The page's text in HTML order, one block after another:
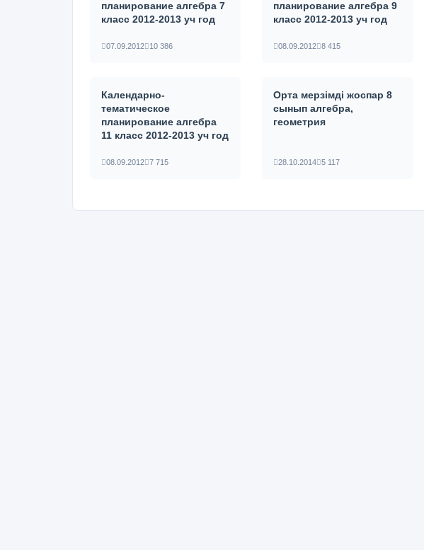
планирование алгебра 7
класс 2012-2013 уч год
07.09.2012 10 386
планирование алгебра 9
класс 2012-2013 уч год
08.09.2012 8 415
Календарно-
тематическое
планирование алгебра
11 класс 2012-2013 уч год
08.09.2012 7 715
Орта мерзімді жоспар 8
сынып алгебра,
геометрия
28.10.2014 5 117